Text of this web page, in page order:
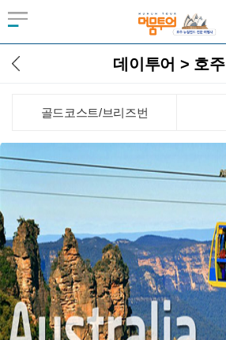
데이투어 > 호주
골드코스트/브리즈번